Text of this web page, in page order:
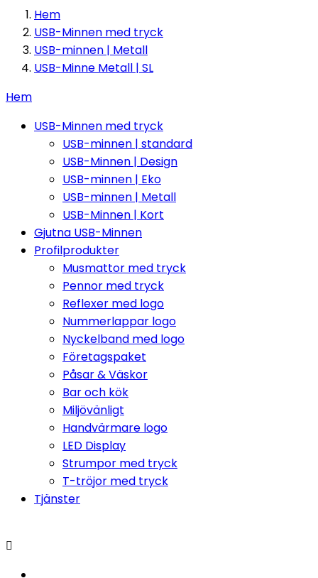
Hem
USB-Minnen med tryck
USB-minnen | Metall
USB-Minne Metall | SL
Hem
USB-Minnen med tryck
USB-minnen | standard
USB-Minnen | Design
USB-minnen | Eko
USB-minnen | Metall
USB-Minnen | Kort
Gjutna USB-Minnen
Profilprodukter
Musmattor med tryck
Pennor med tryck
Reflexer med logo
Nummerlappar logo
Nyckelband med logo
Företagspaket
Påsar & Väskor
Bar och kök
Miljövänligt
Handvärmare logo
LED Display
Strumpor med tryck
T-tröjor med tryck
Tjänster
